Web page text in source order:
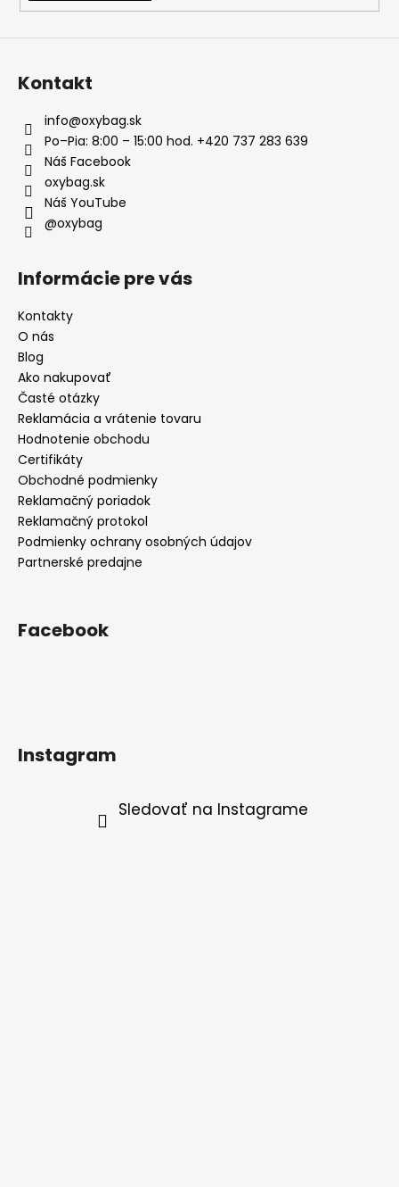
Kontakt
info@oxybag.sk
Po–Pia: 8:00 – 15:00 hod. +420 737 283 639
Náš Facebook
oxybag.sk
Náš YouTube
@oxybag
Informácie pre vás
Kontakty
O nás
Blog
Ako nakupovať
Časté otázky
Reklamácia a vrátenie tovaru
Hodnotenie obchodu
Certifikáty
Obchodné podmienky
Reklamačný poriadok
Reklamačný protokol
Podmienky ochrany osobných údajov
Partnerské predajne
Facebook
Instagram
Sledovať na Instagrame